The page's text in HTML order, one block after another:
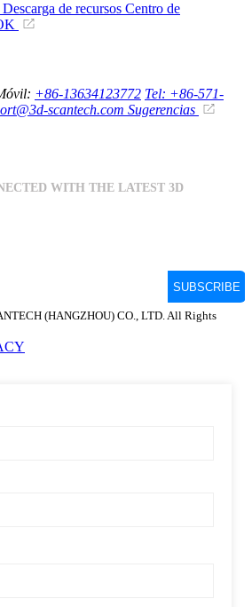
Descarga de recursos Centro de
+86-13634123772 Tel: +86-571-
scantech.com Sugerencias
(HANGZHOU) CO., LTD. All Rights